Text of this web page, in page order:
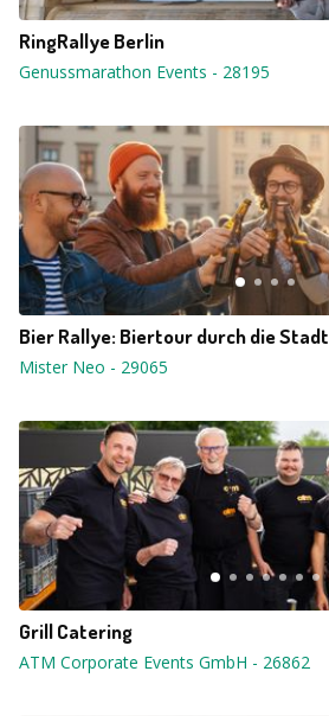
RingRallye Berlin
Genussmarathon Events - 28195
Bier Rallye: Biertour durch die Stadt
Mister Neo - 29065
Grill Catering
ATM Corporate Events GmbH - 26862